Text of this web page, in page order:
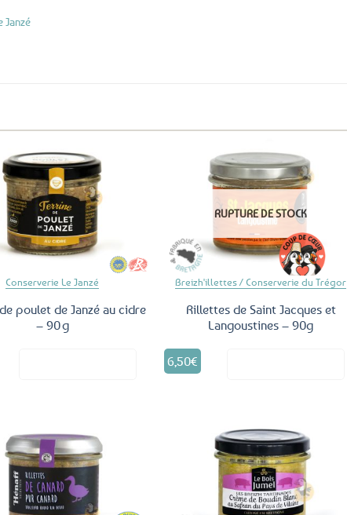
Janzé
Conserverie Le Janzé
poulet de Janzé au cidre
– 90 g
RUPTURE DE STOCK
Breizh'illettes / Conserverie du Trégor
Rillettes de Saint Jacques et
Langoustines – 90g
6,50€